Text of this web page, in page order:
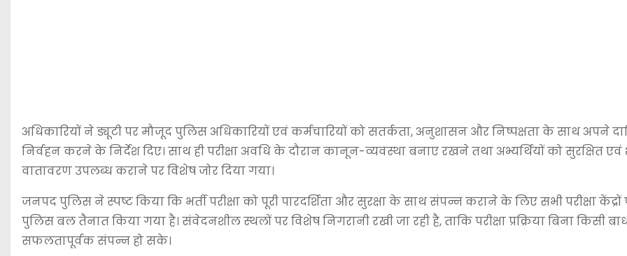
अधिकारियों ने ड्यूटी पर मौजूद पुलिस अधिकारियों एवं कर्मचारियों को सतर्कता, अनुशासन और निष्पक्षता के साथ अपने
निर्वहन करने के निर्देश दिए। साथ ही परीक्षा अवधि के दौरान कानून-व्यवस्था बनाए रखने तथा अभ्यर्थियों को सुरक्षित एवं
वातावरण उपलब्ध कराने पर विशेष जोर दिया गया।
जनपद पुलिस ने स्पष्ट किया कि भर्ती परीक्षा को पूरी पारदर्शिता और सुरक्षा के साथ संपन्न कराने के लिए सभी परीक्षा केंद्रों
पुलिस बल तैनात किया गया है। संवेदनशील स्थलों पर विशेष निगरानी रखी जा रही है, ताकि परीक्षा प्रक्रिया बिना किसी
सफलतापूर्वक संपन्न हो सके।